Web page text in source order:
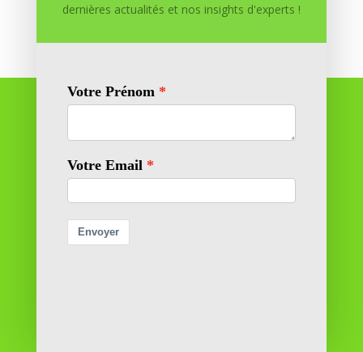
Réussite à Domicile
Réussite à Domicile est votre partenaire de confiance
dernières actualités et nos insights d'experts !